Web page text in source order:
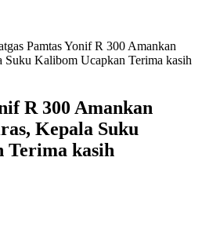
Pamtas Yonif R 300 Amankan
Suku Kalibom Ucapkan Terima kasih
R 300 Amankan
Kepala Suku
Terima kasih